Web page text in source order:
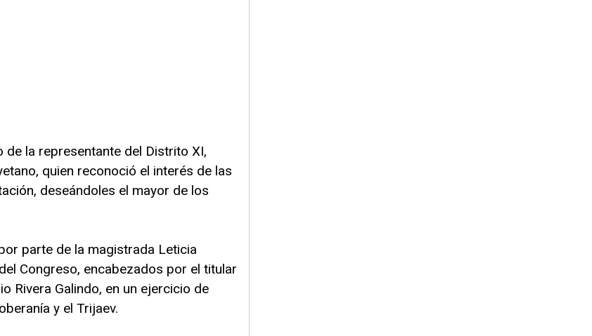
la representante del Distrito XI,
quien reconoció el interés de las
deseándoles el mayor de los
parte de la magistrada Leticia
Congreso, encabezados por el titular
Rivera Galindo, en un ejercicio de
y el Trijaev.